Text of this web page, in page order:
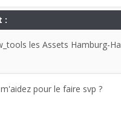
:
les Assets Hamburg-
pour le faire svp ?